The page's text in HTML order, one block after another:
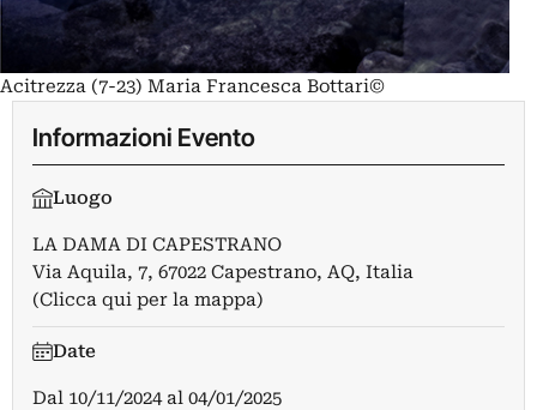
Acitrezza (7-23) Maria Francesca Bottari©
Informazioni Evento
Luogo
LA DAMA DI CAPESTRANO
Via Aquila, 7, 67022 Capestrano, AQ, Italia
(Clicca qui per la mappa)
Date
Dal 10/11/2024al 04/01/2025